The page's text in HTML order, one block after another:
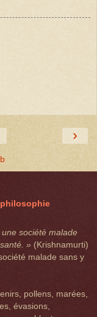
›
société malade
»(Krishnamurti)
malade sans y
pollens, marées,
évasions,